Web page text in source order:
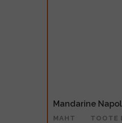
Mandarine
MAHT
TOOTE